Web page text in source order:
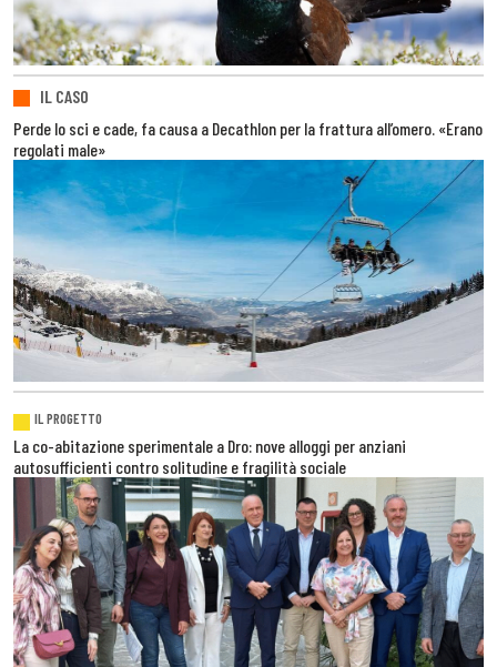
IL CASO
Perde lo sci e cade, fa causa a Decathlon per la frattura all’omero. «Erano
regolati male»
IL PROGETTO
La co-abitazione sperimentale a Dro: nove alloggi per anziani
autosufficienti contro solitudine e fragilità sociale